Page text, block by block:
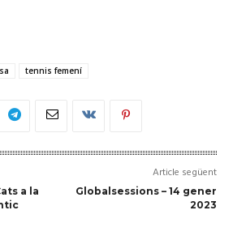
tennis femení
a la
Article següent
Globalsessions – 14 gener
2023